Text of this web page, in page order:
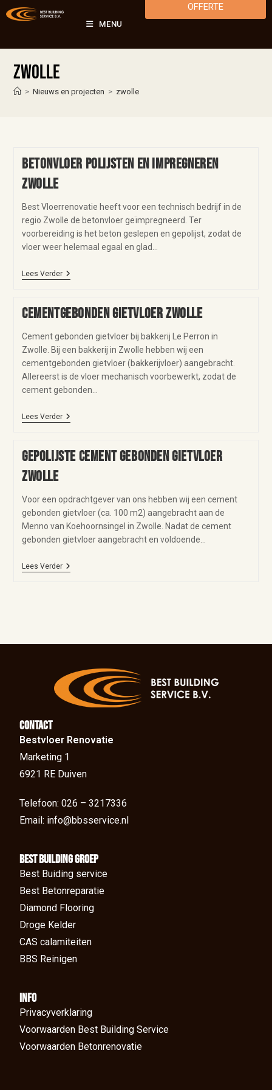
MENU
OFFERTE
zwolle
> Nieuws en projecten > zwolle
Betonvloer polijsten en impregneren
Zwolle
Best Vloerrenovatie heeft voor een technisch bedrijf in de
regio Zwolle de betonvloer geïmpregneerd. Ter
voorbereiding is het beton geslepen en gepolijst, zodat de
vloer weer helemaal egaal en glad…
Lees Verder
Cementgebonden gietvloer Zwolle
Cement gebonden gietvloer bij bakkerij Le Perron in
Zwolle. Bij een bakkerij in Zwolle hebben wij een
cementgebonden gietvloer (bakkerijvloer) aangebracht.
Allereerst is de vloer mechanisch voorbewerkt, zodat de
cement gebonden…
Lees Verder
Gepolijste cement gebonden gietvloer
Zwolle
Voor een opdrachtgever van ons hebben wij een cement
gebonden gietvloer (ca. 100 m2) aangebracht aan de
Menno van Koehoornsingel in Zwolle. Nadat de cement
gebonden gietvloer aangebracht en voldoende…
Lees Verder
Contact
Bestvloer Renovatie
Marketing 1
6921 RE Duiven
Telefoon: 026 – 3217336
Email: info@bbsservice.nl
BEst Building groep
Best Buiding service
Best Betonreparatie
Diamond Flooring
Droge Kelder
CAS calamiteiten
BBS Reinigen
Info
Privacyverklaring
Voorwaarden Best Building Service
Voorwaarden Betonrenovatie